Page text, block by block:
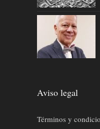
Aviso legal
Términos y